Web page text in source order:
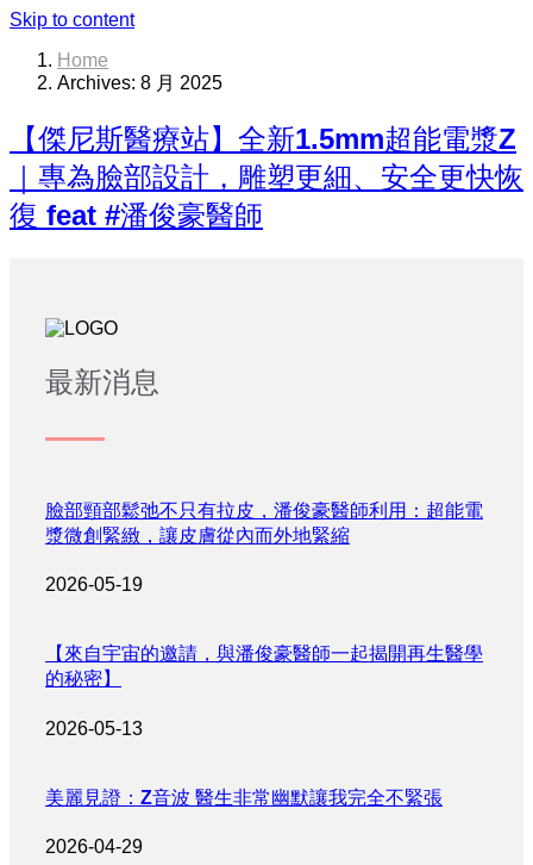
Skip to content
Home
Archives: 8 月 2025
【傑尼斯醫療站】全新1.5mm超能電漿Z
｜專為臉部設計，雕塑更細、安全更快恢
復 feat #潘俊豪醫師
最新消息
臉部頸部鬆弛不只有拉皮，潘俊豪醫師利用：超能電
漿微創緊緻，讓皮膚從內而外地緊縮
2026-05-19
【來自宇宙的邀請，與潘俊豪醫師一起揭開再生醫學
的秘密】
2026-05-13
美麗見證：Z音波 醫生非常幽默讓我完全不緊張
2026-04-29